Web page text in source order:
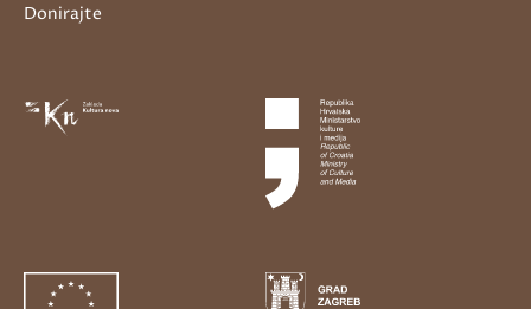
Donirajte